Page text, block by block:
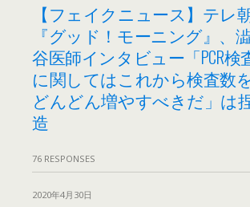
【フェイクニュース】テレ
『グッド！モーニング』、
谷医師インタビュー「PCR検
に関してはこれから検査数
どんどん増やすべきだ」は
造
76 RESPONSES
2020年4月30日